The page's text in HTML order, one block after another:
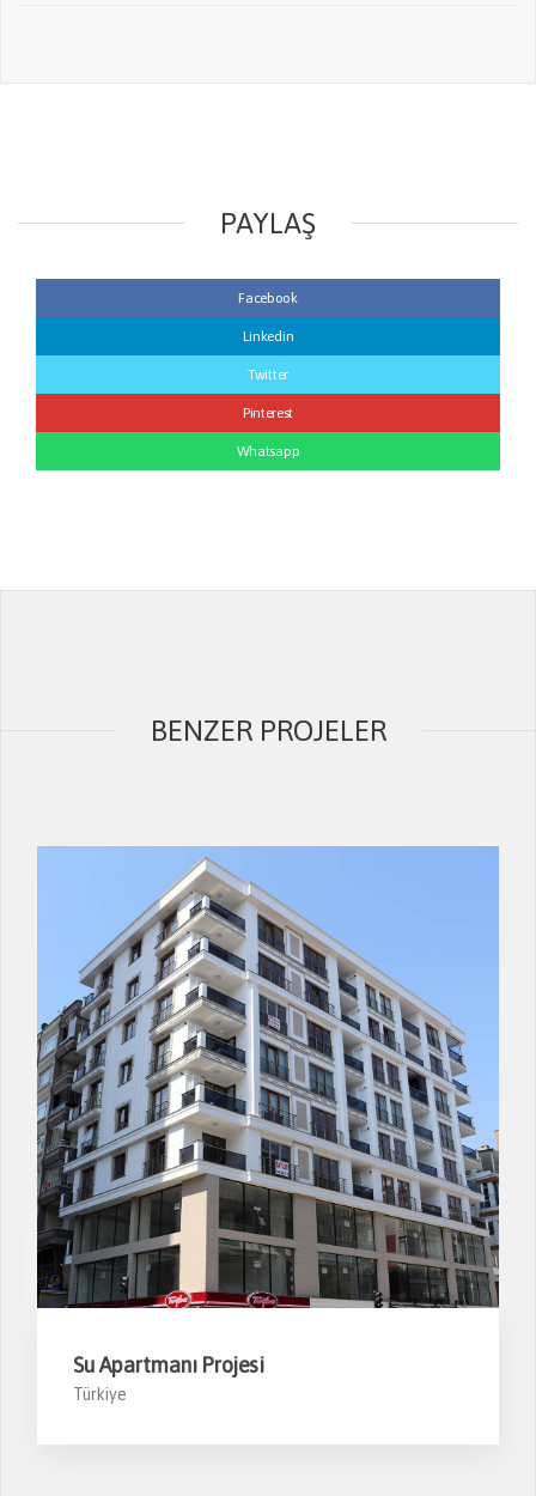
PAYLAŞ
Facebook
Linkedin
Twitter
Pinterest
Whatsapp
BENZER PROJELER
Su Apartmanı Projesi
Türkiye